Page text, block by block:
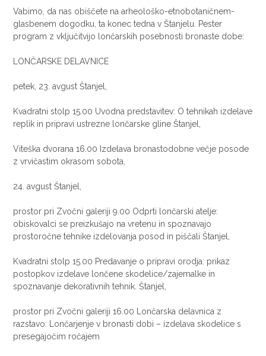
Vabimo, da nas obiščete na arheološko-etnobotaničnem-
glasbenem dogodku, ta konec tedna v Štanjelu. Pester
program z vključitvijo lončarskih posebnosti bronaste dobe:
LONČARSKE DELAVNICE
petek, 23. avgust Štanjel,
Kvadratni stolp 15.00 Uvodna predstavitev: O tehnikah izdelave
replik in pripravi ustrezne lončarske gline Štanjel,
Viteška dvorana 16.00 Izdelava bronastodobne večje posode
z vrvičastim okrasom sobota,
24. avgust Štanjel,
prostor pri Zvočni galeriji 9.00 Odprti lončarski atelje:
obiskovalci se preizkušajo na vretenu in spoznavajo
prostoročne tehnike izdelovanja posod in piščali Štanjel,
Kvadratni stolp 15.00 Predavanje o pripravi orodja: prikaz
postopkov izdelave lončene skodelice/zajemalke in
spoznavanje dekorativnih tehnik. Štanjel,
prostor pri Zvočni galeriji 16.00 Lončarska delavnica z
razstavo: Lončarjenje v bronasti dobi – izdelava skodelice s
presegajočim ročajem